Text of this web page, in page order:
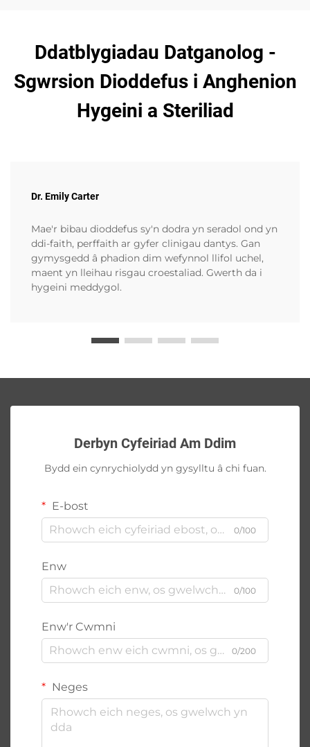
Ddatblygiadau Datganolog -
Sgwrsion Dioddefus i Anghenion
Hygeini a Steriliad
Dr. Emily Carter
Mae'r bibau dioddefus sy'n dodra yn seradol ond yn
ddi-faith, perffaith ar gyfer clinigau dantys. Gan
gymysgedd â phadion dim wefynnol llifol uchel,
maent yn lleihau risgau croestaliad. Gwerth da i
hygeini meddygol.
Derbyn Cyfeiriad Am Ddim
Bydd ein cynrychiolydd yn gysylltu â chi fuan.
E-bost
0/100
Enw
0/100
Enw'r Cwmni
0/200
Neges